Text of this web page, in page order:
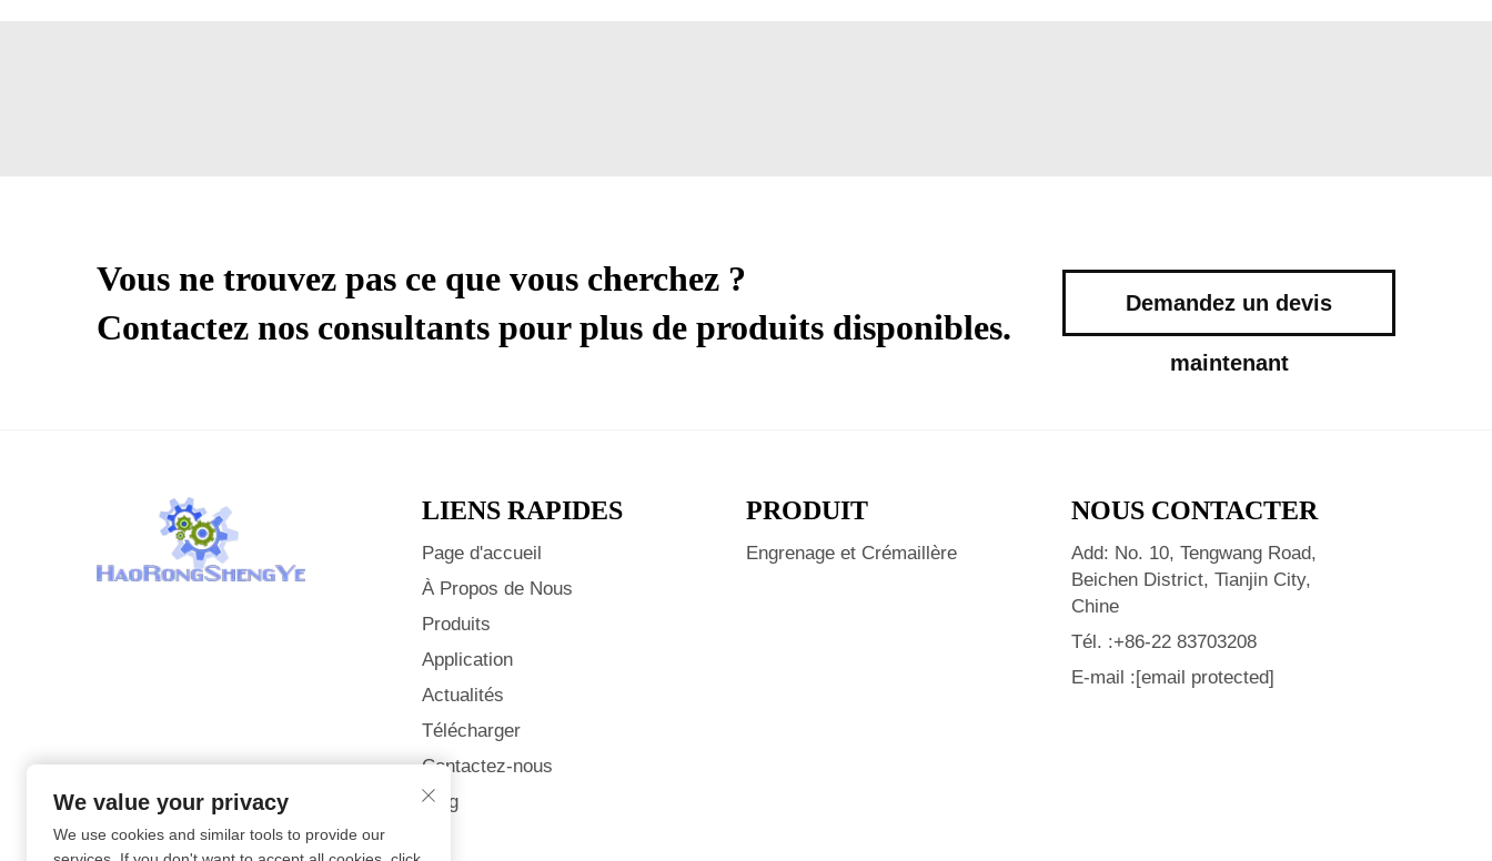
Vous ne trouvez pas ce que vous cherchez ?
Contactez nos consultants pour plus de produits disponibles.
Demandez un devis
maintenant
LIENS RAPIDES
Page d'accueil
À Propos de Nous
Produits
Application
Actualités
Télécharger
Contactez-nous
Blog
PRODUIT
Engrenage et Crémaillère
NOUS CONTACTER
Add: No. 10, Tengwang Road,
Beichen District, Tianjin City,
Chine
Tél. :+86-22 83703208
E-mail :[email protected]
We value your privacy
We use cookies and similar tools to provide our